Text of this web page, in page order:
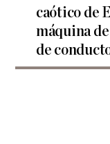
caótico de
máquina
de